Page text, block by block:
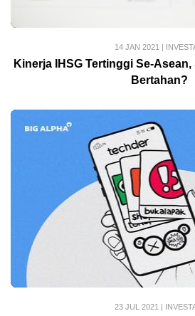
14 JAN 2021 |
Kinerja IHSG Tertinggi Se-
Bertahan?
23 JUL 2021 |